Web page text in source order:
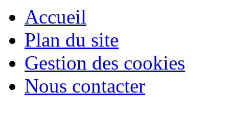
Accueil
Plan du site
Gestion des cookies
Nous contacter